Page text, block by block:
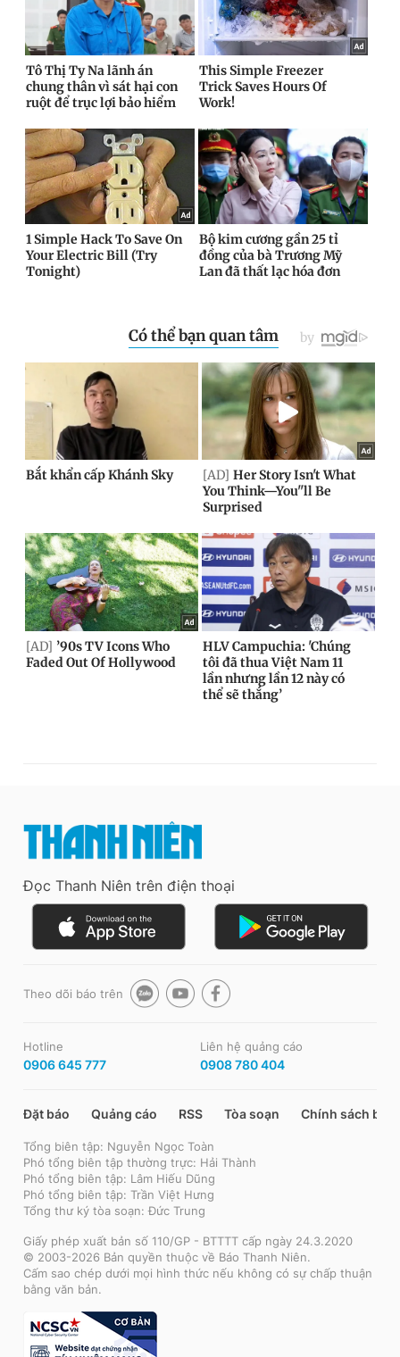
Đọc Thanh Niên trên điện thoại
Theo dõi báo trên
Hotline
0906 645 777
Liên hệ quảng cáo
0908 780 404
Đặt báo Quảng cáo RSS Tòa soạn Chính sách bảo
Tổng biên tập: Nguyễn Ngọc Toàn
Phó tổng biên tập thường trực: Hải Thành
Phó tổng biên tập: Lâm Hiếu Dũng
Phó tổng biên tập: Trần Việt Hưng
Tổng thư ký tòa soạn: Đức Trung
Giấy phép xuất bản số 110/GP - BTTTT cấp ngày 24.3.2020
© 2003-2026 Bản quyền thuộc về Báo Thanh Niên.
Cấm sao chép dưới mọi hình thức nếu không có sự chấp thuận
bằng văn bản.